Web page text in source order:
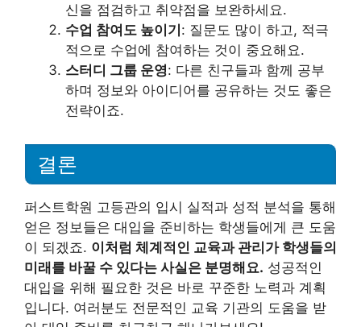
신을 점검하고 취약점을 보완하세요.
수업 참여도 높이기: 질문도 많이 하고, 적극
적으로 수업에 참여하는 것이 중요해요.
스터디 그룹 운영: 다른 친구들과 함께 공부
하며 정보와 아이디어를 공유하는 것도 좋은
전략이죠.
결론
퍼스트학원 고등관의 입시 실적과 성적 분석을 통해
얻은 정보들은 대입을 준비하는 학생들에게 큰 도움
이 되겠죠. 이처럼 체계적인 교육과 관리가 학생들의
미래를 바꿀 수 있다는 사실은 분명해요. 성공적인
대입을 위해 필요한 것은 바로 꾸준한 노력과 계획
입니다. 여러분도 전문적인 교육 기관의 도움을 받